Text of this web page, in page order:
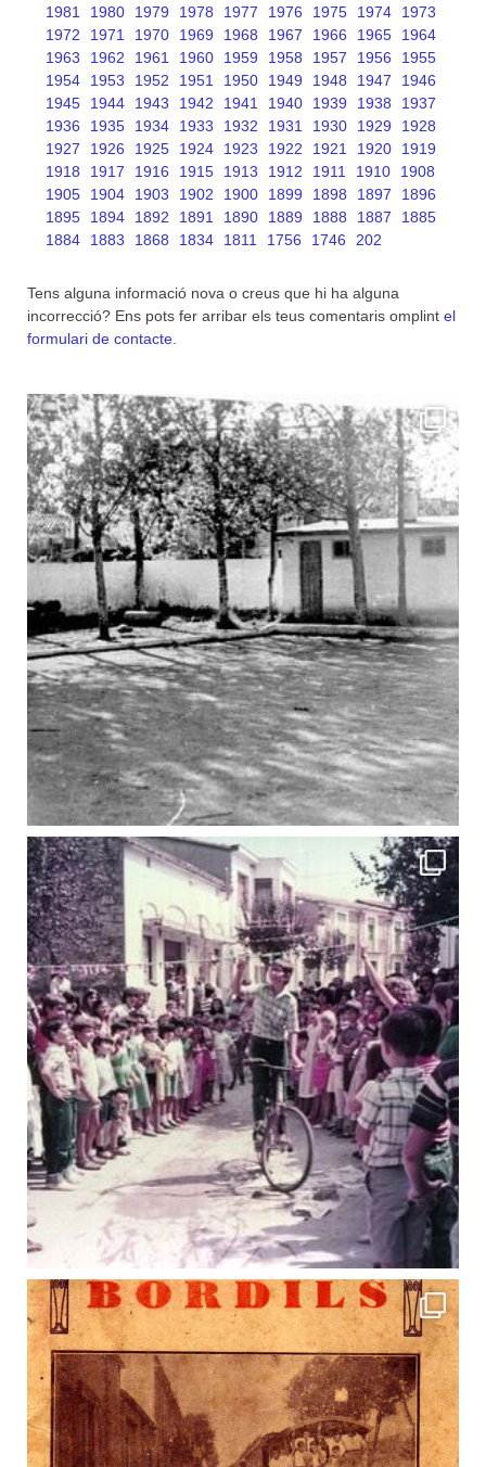
1981
1980 1979 1978 1977 1976 1975 1974
1973
1972
1971 1970 1969 1968 1967 1966 1965
1964
1963
1962 1961 1960 1959 1958 1957 1956
1955
1954
1953 1952 1951 1950 1949 1948 1947
1946
1945
1944 1943 1942 1941 1940 1939 1938
1937
1936
1935 1934 1933 1932 1931 1930 1929
1928
1927
1926 1925 1924 1923 1922 1921 1920
1919
1918
1917 1916 1915 1913 1912 1911 1910
1908
1905
1904 1903 1902 1900 1899 1898 1897
1896
1895
1894 1892 1891 1890 1889 1888 1887
1885
1884
1883 1868 1834 1811 1756 1746 202
Tens alguna informació nova o creus que hi ha alguna
incorrecció? Ens pots fer arribar els teus comentaris omplint el
formulari de contacte